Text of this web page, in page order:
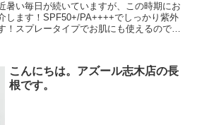
暑い毎日が続いていますが、この時期にお
します！SPF50+/PA++++でしっかり紫外
！スプレータイプでお肌にも使えるのでと
こんにちは。アズール志木店の長
根です。